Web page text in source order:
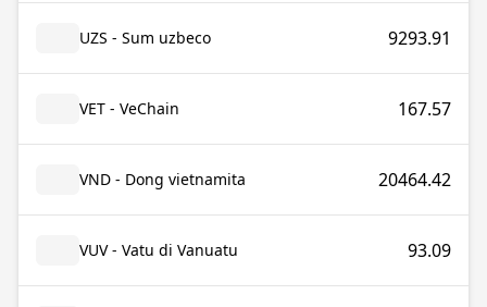
UZS - Sum uzbeco 9293.91
VET - VeChain 167.57
VND - Dong vietnamita 20464.42
VUV - Vatu di Vanuatu 93.09